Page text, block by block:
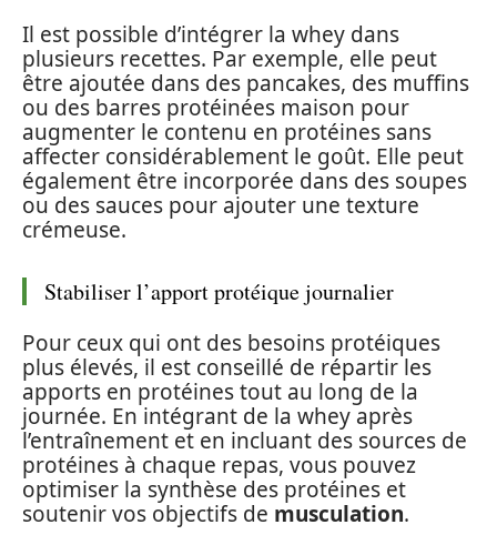
Il est possible d’intégrer la whey dans
plusieurs recettes. Par exemple, elle peut
être ajoutée dans des pancakes, des muffins
ou des barres protéinées maison pour
augmenter le contenu en protéines sans
affecter considérablement le goût. Elle peut
également être incorporée dans des soupes
ou des sauces pour ajouter une texture
crémeuse.
Stabiliser l’apport protéique journalier
Pour ceux qui ont des besoins protéiques
plus élevés, il est conseillé de répartir les
apports en protéines tout au long de la
journée. En intégrant de la whey après
l’entraînement et en incluant des sources de
protéines à chaque repas, vous pouvez
optimiser la synthèse des protéines et
soutenir vos objectifs de musculation.